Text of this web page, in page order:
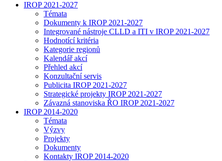
IROP 2021-2027
Témata
Dokumenty k IROP 2021-2027
Integrované nástroje CLLD a ITI v IROP 2021-2027
Hodnotící kritéria
Kategorie regionů
Kalendář akcí
Přehled akcí
Konzultační servis
Publicita IROP 2021-2027
Strategické projekty IROP 2021-2027
Závazná stanoviska ŘO IROP 2021-2027
IROP 2014-2020
Témata
Výzvy
Projekty
Dokumenty
Kontakty IROP 2014-2020